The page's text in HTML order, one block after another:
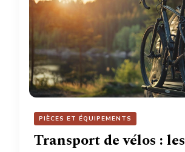
PIÈCES ET ÉQUIPEMENTS
Transport de vélos : les